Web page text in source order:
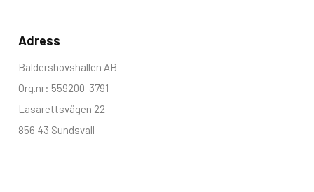
Adress
Baldershovshallen AB
Org.nr: 559200-3791
Lasarettsvägen 22
856 43 Sundsvall